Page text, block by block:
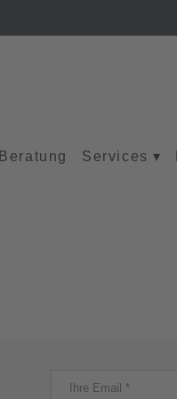
Beratung Services ▾